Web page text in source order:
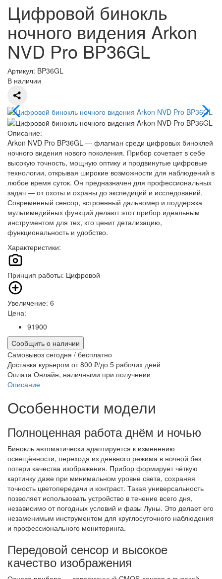
Цифровой бинокль
ночного видения Arkon
NVD Pro BP36GL
Артикул: BP36GL
В наличии
Описание:
Arkon NVD Pro BP36GL — флагман среди цифровых биноклей
ночного видения нового поколения. Прибор сочетает в себе
высокую точность, мощную оптику и продвинутые цифровые
технологии, открывая широкие возможности для наблюдений в
любое время суток. Он предназначен для профессиональных
задач — от охоты и охраны до экспедиций и исследований.
Современный сенсор, встроенный дальномер и поддержка
мультимедийных функций делают этот прибор идеальным
инструментом для тех, кто ценит детализацию,
функциональность и удобство.
Характеристики:
Принцип работы: Цифровой
Увеличение: 6
Цена:
91900
Сообщить о наличии
Самовывоз сегодня / бесплатно
Доставка курьером от 800 ₽/до 5 рабочих дней
Оплата Онлайн, наличными при получении
Описание
Особенности модели
Полноценная работа днём и ночью
Бинокль автоматически адаптируется к изменению
освещённости, переходя из дневного режима в ночной без
потери качества изображения. Прибор формирует чёткую
картинку даже при минимальном уровне света, сохраняя
точность цветопередачи и контраст. Такая универсальность
позволяет использовать устройство в течение всего дня,
независимо от погодных условий и фазы Луны. Это делает его
незаменимым инструментом для круглосуточного наблюдения
и профессионального мониторинга.
Передовой сенсор и высокое
качество изображения